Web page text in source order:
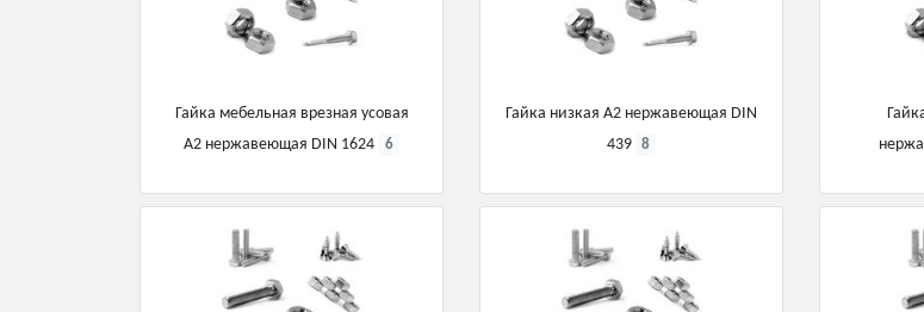
Гайка мебельная врезная усовая
А2 нержавеющая DIN 1624
6
Гайка низкая А2 нержавеющая DIN
439
8